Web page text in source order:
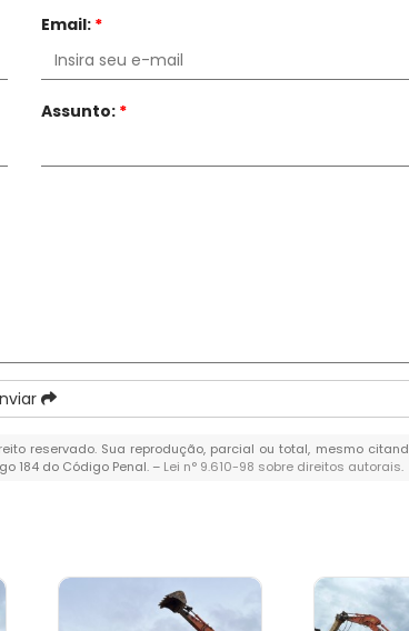
Email: *
Assunto: *
reservado. Sua reprodução, parcial ou total, mesmo
184 do Código Penal. – Lei n° 9.610-98 sobre direitos autorais.